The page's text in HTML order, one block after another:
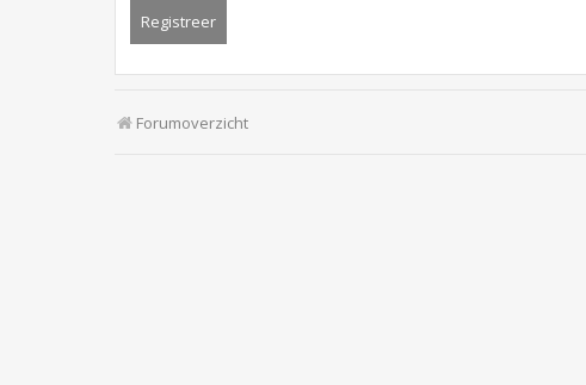
Registreer
Forumoverzicht